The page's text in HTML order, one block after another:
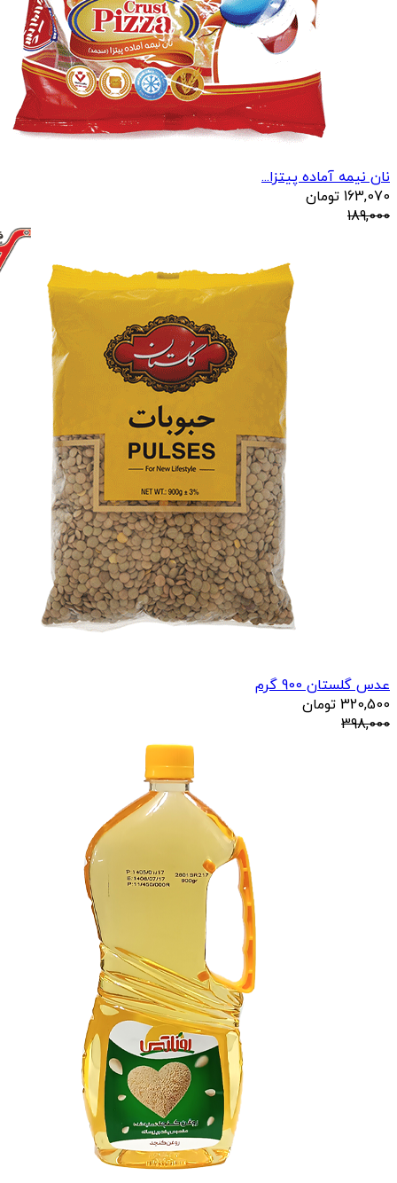
نان نیمه آماده پیتزا...
163,070 تومان
189,000
عدس گلستان 900 گرم
320,500 تومان
398,000